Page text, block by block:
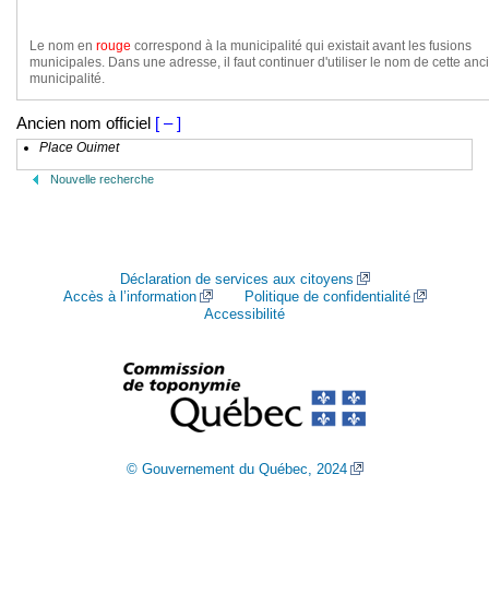
Le nom en rouge correspond à la municipalité qui existait avant les fusions
municipales. Dans une adresse, il faut continuer d'utiliser le nom de cette
municipalité.
Ancien nom officiel [ – ]
Place Ouimet
Nouvelle recherche
Déclaration de services aux citoyens
Accès à l’information
Politique de confidentialité
Accessibilité
© Gouvernement du Québec, 2024